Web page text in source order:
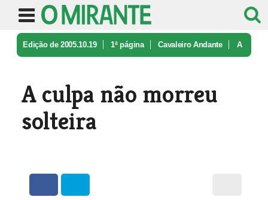
Edição de 2005.10.19 1ª página Cavaleiro Andante A
A culpa não morreu
solteira